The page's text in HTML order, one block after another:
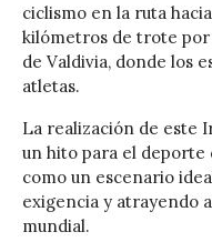
ciclismo en la ruta
kilómetros de trote por
de Valdivia, donde los
atletas.
La realización de este
un hito para el deporte
como un escenario
exigencia y atrayendo
mundial.